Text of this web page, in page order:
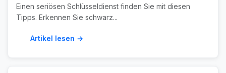
Einen seriösen Schlüsseldienst finden Sie mit diesen
Tipps. Erkennen Sie schwarz...
Artikel lesen →